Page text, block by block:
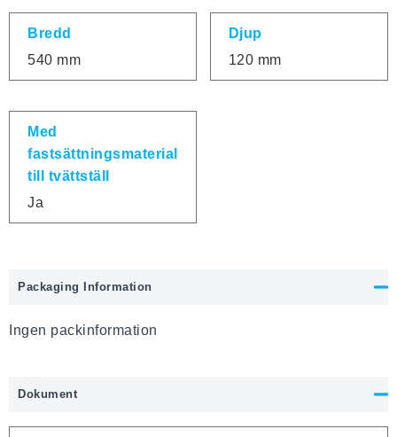
Bredd
540 mm
Djup
120 mm
Med
fastsättningsmaterial
till tvättställ
Ja
Packaging Information
Ingen packinformation
Dokument